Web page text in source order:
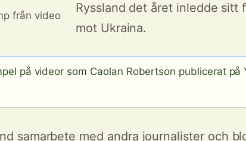
från video
Ryssland det året inledde sitt
mot Ukraina.
på videor som Caolan Robertson publicerat på
samarbete med andra journalister och